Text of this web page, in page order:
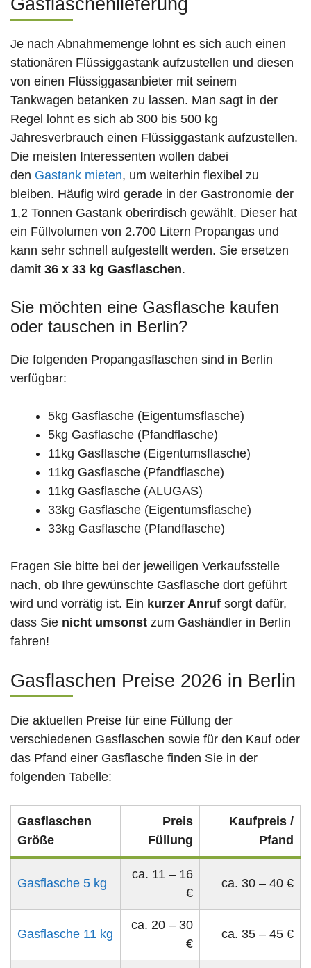
Gasflaschenlieferung
Je nach Abnahmemenge lohnt es sich auch einen
stationären Flüssiggastank aufzustellen und diesen
von einen Flüssiggasanbieter mit seinem
Tankwagen betanken zu lassen. Man sagt in der
Regel lohnt es sich ab 300 bis 500 kg
Jahresverbrauch einen Flüssiggastank aufzustellen.
Die meisten Interessenten wollen dabei
den Gastank mieten, um weiterhin flexibel zu
bleiben. Häufig wird gerade in der Gastronomie der
1,2 Tonnen Gastank oberirdisch gewählt. Dieser hat
ein Füllvolumen von 2.700 Litern Propangas und
kann sehr schnell aufgestellt werden. Sie ersetzen
damit 36 x 33 kg Gasflaschen.
Sie möchten eine Gasflasche kaufen
oder tauschen in Berlin?
Die folgenden Propangasflaschen sind in Berlin
verfügbar:
5kg Gasflasche (Eigentumsflasche)
5kg Gasflasche (Pfandflasche)
11kg Gasflasche (Eigentumsflasche)
11kg Gasflasche (Pfandflasche)
11kg Gasflasche (ALUGAS)
33kg Gasflasche (Eigentumsflasche)
33kg Gasflasche (Pfandflasche)
Fragen Sie bitte bei der jeweiligen Verkaufsstelle
nach, ob Ihre gewünschte Gasflasche dort geführt
wird und vorrätig ist. Ein kurzer Anruf sorgt dafür,
dass Sie nicht umsonst zum Gashändler in Berlin
fahren!
Gasflaschen Preise 2026 in Berlin
Die aktuellen Preise für eine Füllung der
verschiedenen Gasflaschen sowie für den Kauf oder
das Pfand einer Gasflasche finden Sie in der
folgenden Tabelle:
Gasflaschen
Größe
Preis
Füllung
Kaufpreis /
Pfand
Gasflasche 5 kg
ca. 11 – 16
€
ca. 30 – 40 €
Gasflasche 11 kg
ca. 20 – 30
€
ca. 35 – 45 €